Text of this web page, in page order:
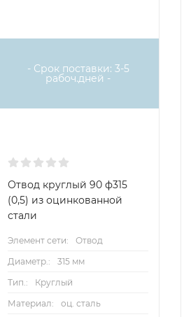
- Срок поставки: 3-5
рабоч.дней -
Отвод круглый 90 ф315
(0,5) из оцинкованной
стали
Элемент сети:
Отвод
Диаметр.:
315 мм
Тип.:
Круглый
Материал:
оц. сталь